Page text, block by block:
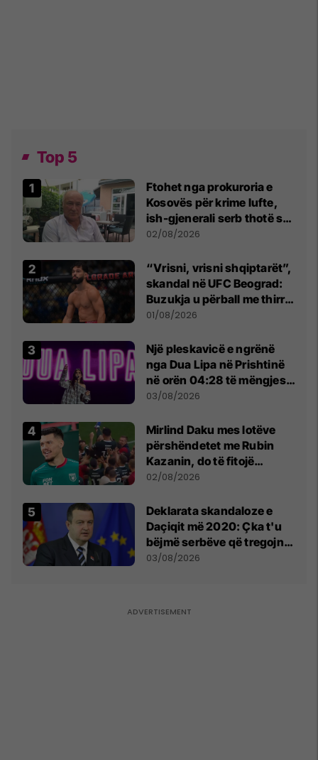
Top 5
Ftohet nga prokuroria e
Kosovës për krime lufte,
ish-gjenerali serb thotë se
dikush e tradhtoi në
02/08/2026
“Vrisni, vrisni shqiptarët”,
skandal në UFC Beograd:
Buzukja u përball me thirrje
anti-shqiptare nga
01/08/2026
Një pleskavicë e ngrënë
nga Dua Lipa në Prishtinë
në orën 04:28 të mëngjesit
- dhe bota digjitale serbe
03/08/2026
Mirlind Daku mes lotëve
përshëndetet me Rubin
Kazanin, do të fitojë
miliona te Spartak Moska
02/08/2026
​Deklarata skandaloze e
Daçiqit më 2020: Çka t'u
bëjmë serbëve që tregojnë
ku janë varrosur shqiptarët
03/08/2026